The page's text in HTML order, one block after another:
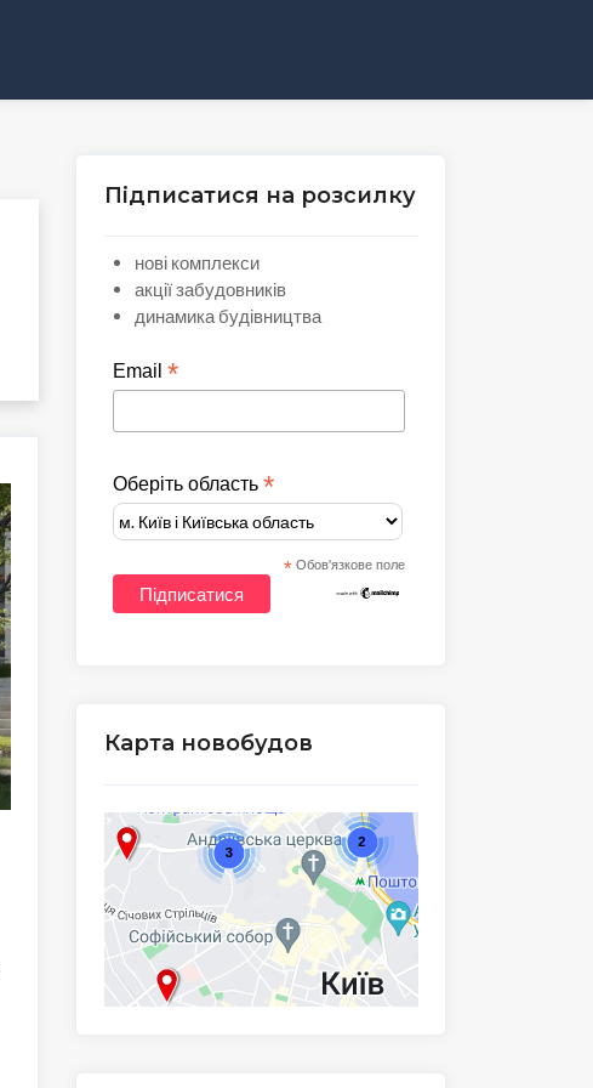
Підписатися на розсилку
нові комплекси
акції забудовників
динамика будівництва
Email*
Оберіть область*
* Обов'язкове поле
Карта новобудов